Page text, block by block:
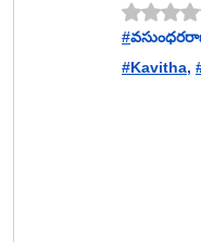
#
#Kavitha,